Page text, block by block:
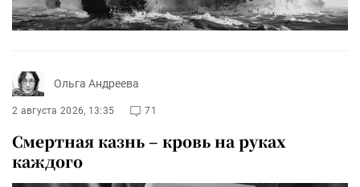
Ольга Андреева
2 августа 2026, 13:35 71
Смертная казнь – кровь на руках
каждого